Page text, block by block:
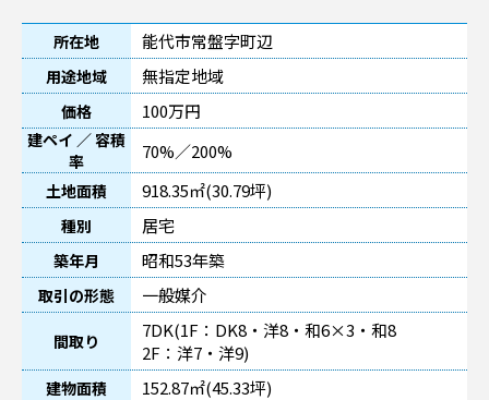
所在地 能代市常盤字町辺
用途地域 無指定地域
価格 100万円
建ペイ ／ 容積
率
70%／200%
土地面積 918.35㎡(30.79坪)
種別 居宅
築年月 昭和53年築
取引の形態 一般媒介
間取り
7DK(1F：DK8・洋8・和6×3・和8
2F：洋7・洋9)
建物面積 152.87㎡(45.33坪)